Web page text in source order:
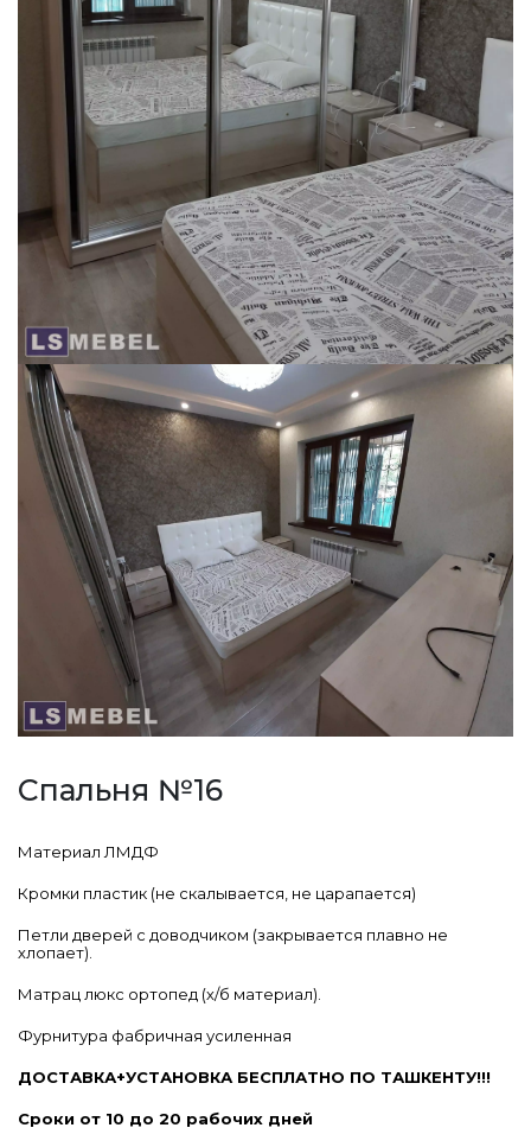
Спальня №16
Материал ЛМДФ
Кромки пластик (не скалывается, не царапается)
Петли дверей с доводчиком (закрывается плавно не
хлопает).
Матрац люкс ортопед (х/б материал).
Фурнитура фабричная усиленная
ДОСТАВКА+УСТАНОВКА БЕСПЛАТНО ПО ТАШКЕНТУ!!!
Сроки от 10 до 20 рабочих дней